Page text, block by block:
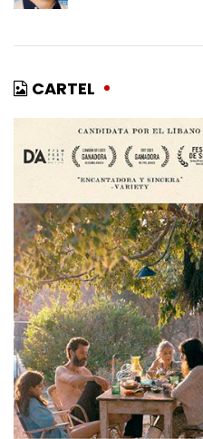
CARTEL